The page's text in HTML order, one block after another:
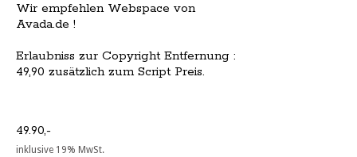
Wir empfehlen Webspace von
Avada.de !
Erlaubniss zur Copyright Entfernung :
49,90 zusätzlich zum Script Preis.
49.90,-
inklusive 19% MwSt.